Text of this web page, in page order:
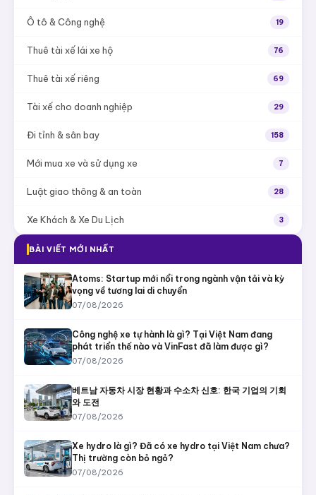
Ô tô & Công nghệ 19
Thuê tài xế lái xe hộ 76
Thuê tài xế riêng 69
Tài xế cho doanh nghiệp 29
Đi tỉnh & sân bay 158
Mới mua xe và sử dụng xe 7
Luật giao thông & an toàn 28
Xe Khách & Xe Du Lịch 3
BÀI VIẾT MỚI NHẤT
Atoms: Startup mới nổi trong ngành vận tải và kỳ
vọng về tương lai di chuyển
07/08/2026
Công nghệ xe tự hành là gì? Tại Việt Nam đang
phát triển thế nào và VinFast đã làm được gì?
07/08/2026
베트남 자동차 시장 현황과 수소차 신호: 한국 기업의 기회
와 도전
07/08/2026
Xe hydro là gì? Đã có xe hydro tại Việt Nam chưa?
Thị trường còn bỏ ngỏ?
07/08/2026